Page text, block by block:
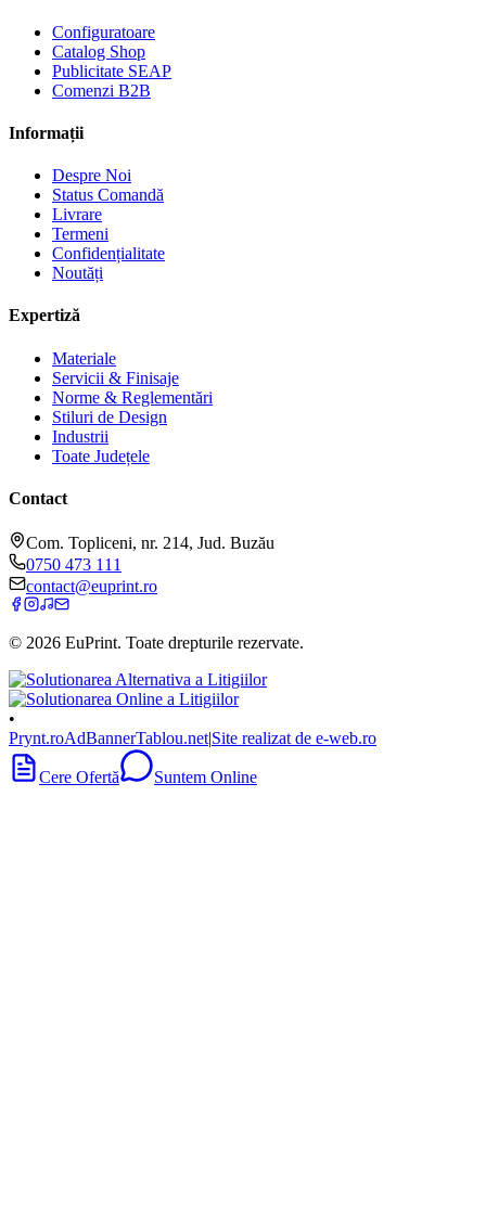
Configuratoare
Catalog Shop
Publicitate SEAP
Comenzi B2B
Informații
Despre Noi
Status Comandă
Livrare
Termeni
Confidențialitate
Noutăți
Expertiză
Materiale
Servicii & Finisaje
Norme & Reglementări
Stiluri de Design
Industrii
Toate Județele
Contact
Com. Topliceni, nr. 214, Jud. Buzău
0750 473 111
contact@euprint.ro
© 2026 EuPrint. Toate drepturile rezervate.
•
Prynt.roAdBannerTablou.net|Site realizat de e-web.ro
Cere Ofertă Suntem Online